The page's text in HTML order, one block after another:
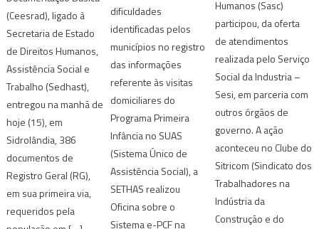
(Ceesrad), ligado à
Secretaria de Estado
de Direitos Humanos,
Assistência Social e
Trabalho (Sedhast),
entregou na manhã de
hoje (15), em
Sidrolândia, 386
documentos de
Registro Geral (RG),
em sua primeira via,
requeridos pela
dificuldades
identificadas pelos
municípios no registro
das informações
referente às visitas
domiciliares do
Programa Primeira
Infância no SUAS
(Sistema Único de
Assistência Social), a
SETHAS realizou
Oficina sobre o
Sistema e-PCF na
Humanos (Sasc)
participou, da oferta
de atendimentos
realizada pelo Serviço
Social da Industria –
Sesi, em parceria com
outros órgãos de
governo. A ação
aconteceu no Clube do
Sitricom (Sindicato dos
Trabalhadores na
Indústria da
Construção e do